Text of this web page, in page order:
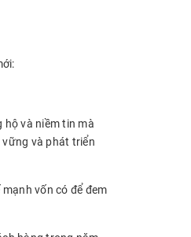
hộ và niềm tin mà
vững và phát triển
vốn có để đem